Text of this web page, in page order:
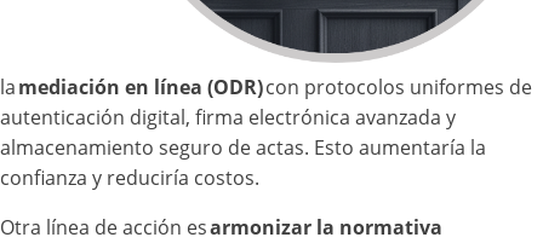
lamediación en línea (ODR)con protocolos uniformes de
autenticación digital, firma electrónica avanzada y
almacenamiento seguro de actas. Esto aumentaría la
confianza y reduciría costos.
Otra línea de acción esarmonizar la normativa